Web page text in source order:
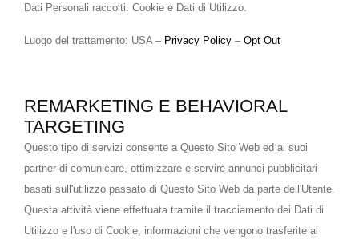
Dati Personali raccolti: Cookie e Dati di Utilizzo.
Luogo del trattamento: USA – Privacy Policy – Opt Out
REMARKETING E BEHAVIORAL
TARGETING
Questo tipo di servizi consente a Questo Sito Web ed ai suoi
partner di comunicare, ottimizzare e servire annunci pubblicitari
basati sull'utilizzo passato di Questo Sito Web da parte dell'Utente.
Questa attività viene effettuata tramite il tracciamento dei Dati di
Utilizzo e l'uso di Cookie, informazioni che vengono trasferite ai